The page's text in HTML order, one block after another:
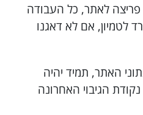
לאתר, כל העבודה
אם לא דאגנו
האתר, תמיד יהיה
הגיבוי האחרונה